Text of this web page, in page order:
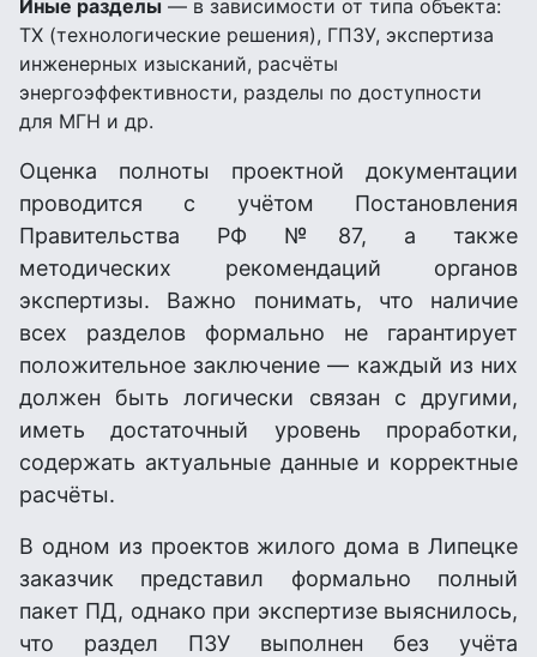
Иные разделы — в зависимости от типа объекта:
ТХ (технологические решения), ГПЗУ, экспертиза
инженерных изысканий, расчёты
энергоэффективности, разделы по доступности
для МГН и др.
Оценка полноты проектной документации
проводится с учётом Постановления
Правительства РФ №87, а также
методических рекомендаций органов
экспертизы. Важно понимать, что наличие
всех разделов формально не гарантирует
положительное заключение — каждый из них
должен быть логически связан с другими,
иметь достаточный уровень проработки,
содержать актуальные данные и корректные
расчёты.
В одном из проектов жилого дома в Липецке
заказчик представил формально полный
пакет ПД, однако при экспертизе выяснилось,
что раздел ПЗУ выполнен без учёта